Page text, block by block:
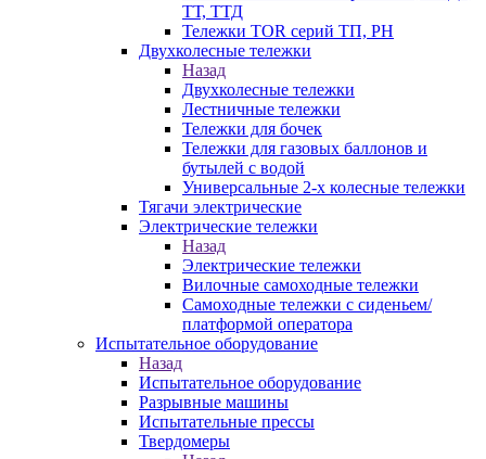
ТТ, ТТД
Тележки TOR серий ТП, PH
Двухколесные тележки
Назад
Двухколесные тележки
Лестничные тележки
Тележки для бочек
Тележки для газовых баллонов и
бутылей с водой
Универсальные 2-х колесные тележки
Тягачи электрические
Электрические тележки
Назад
Электрические тележки
Вилочные самоходные тележки
Самоходные тележки с сиденьем/
платформой оператора
Испытательное оборудование
Назад
Испытательное оборудование
Разрывные машины
Испытательные прессы
Твердомеры